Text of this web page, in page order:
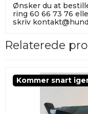
Ønsker du at
ring 60 66 73 76
skriv
Relaterede
Kommer snart